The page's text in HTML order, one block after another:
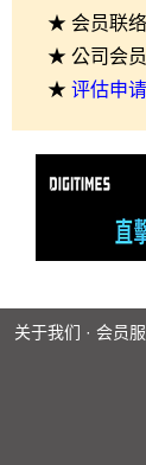
★ 会员联
★ 公司会
★ 评估申请
关于我们 · 会员